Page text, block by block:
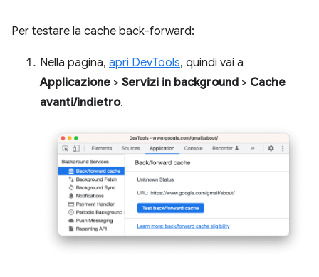
Per testare la cache back-forward:
Nella pagina, apri DevTools, quindi vai a
Applicazione > Servizi in background > Cache
avanti/indietro.